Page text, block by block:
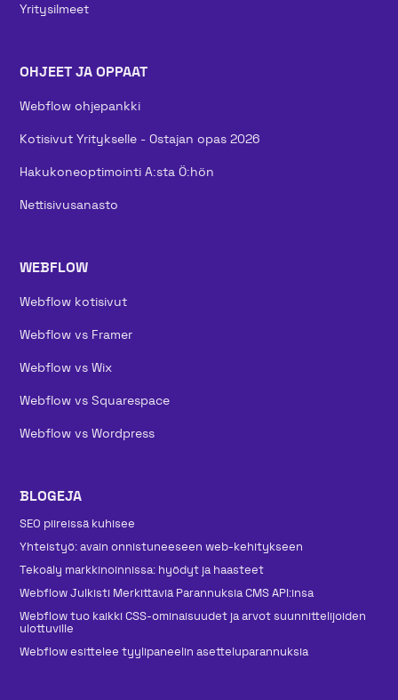
Yritysilmeet
OHJEET JA OPPAAT
Webflow ohjepankki
Kotisivut Yritykselle - Ostajan opas 2026
Hakukoneoptimointi A:sta Ö:hön
Nettisivusanasto
WEBFLOW
Webflow kotisivut
Webflow vs Framer
Webflow vs Wix
Webflow vs Squarespace
Webflow vs Wordpress
BLOGEJA
SEO piireissä kuhisee
Yhteistyö: avain onnistuneeseen web-kehitykseen
Tekoäly markkinoinnissa: hyödyt ja haasteet
Webflow Julkisti Merkittäviä Parannuksia CMS API:insa
Webflow tuo kaikki CSS-ominaisuudet ja arvot suunnittelijoiden
ulottuville
Webflow esittelee tyylipaneelin asetteluparannuksia